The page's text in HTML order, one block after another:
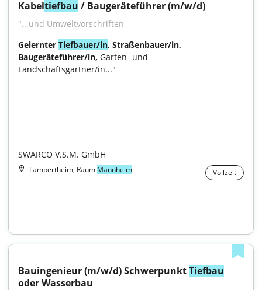
Kabeltiefbau / Baugeräteführer (m/w/d)
"...und Umweltvorschriften
Gelernter Tiefbauer/in, Straßenbauer/in,
Baugeräteführer/in, Garten- und
Landschaftsgärtner/in..."
SWARCO V.S.M. GmbH
Lampertheim, Raum Mannheim Vollzeit
Bauingenieur (m/w/d) Schwerpunkt Tiefbau
oder Wasserbau